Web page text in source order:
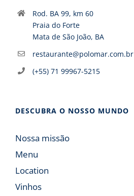
Rod. BA 99, km 60
Praia do Forte
Mata de São João, BA
restaurante@polomar.com.br
(+55) 71 99967-5215
DESCUBRA O NOSSO MUNDO
Nossa missão
Menu
Location
Vinhos